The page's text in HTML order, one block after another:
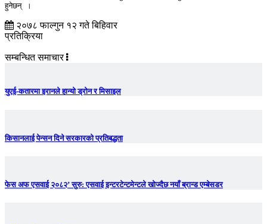
हुनेछन् ।
२०७८ फाल्गुन १२ गते बिहिवार
प्रतिक्रिया
सम्बन्धित समाचार
युएई-कतारमा इरानले हान्यो ड्रोन र मिसाइल
किसानलाई पेन्सन दिने सरकारको प्रतिबद्धता
फेस अफ एसवाई २०८२’ सुरु: एसवाई इन्टरटेन्टमेन्टले खोज्दैछ नयाँ ब्रान्ड एम्बेसडर